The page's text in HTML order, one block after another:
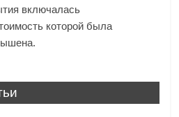
включалась
которой была